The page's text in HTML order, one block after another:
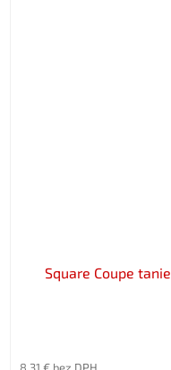
Square Coupe